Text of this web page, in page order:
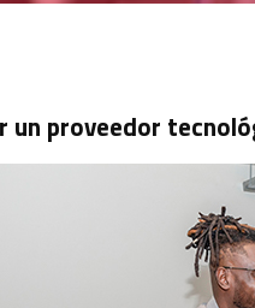
un proveedor